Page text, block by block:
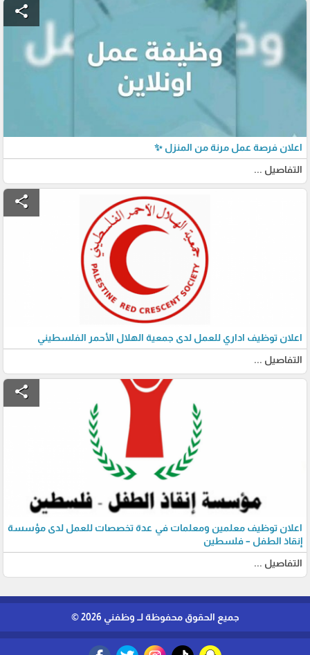
share
اعلان فرصة عمل مرنة من المنزل ✨
التفاصيل ...
share
اعلان توظيف اداري للعمل لدى جمعية الهلال الأحمر الفلسطيني
التفاصيل ...
share
اعلان توظيف معلمين ومعلمات في عدة تخصصات للعمل لدى مؤسسة
إنقاذ الطفل – فلسطين
التفاصيل ...
جميع الحقوق محفوظة لــ وظفني 2026 ©